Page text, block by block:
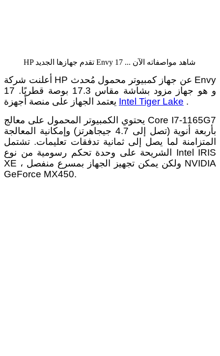
HP تقدم جهازها الجديد Envy 17 ... شاهد مواصفاته الآن
أعلنت شركة HP عن جهاز كمبيوتر محمول مُحدث Envy
17 و هو جهاز مزود بشاشة مقاس 17.3 بوصة قطريًا.
Intel Tiger Lake .
يحتوي الكمبيوتر المحمول على معالج Core I7-1165G7
بأربعة أنوية (تصل إلى 4.7 جيجاهرتز) وإمكانية المعالجة
المتزامنة لما يصل إلى ثمانية تدفقات تعليمات. تشتمل
الشريحة على وحدة تحكم رسومية من نوع Intel IRIS
XE ، ولكن يمكن تجهيز الجهاز بمسرع منفصل NVIDIA
GeForce MX450.